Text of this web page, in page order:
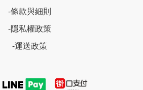
-條款與細則
-隱私權政策
-運送政策